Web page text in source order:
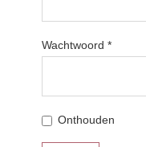
Wachtwoord *Vereist
Onthouden